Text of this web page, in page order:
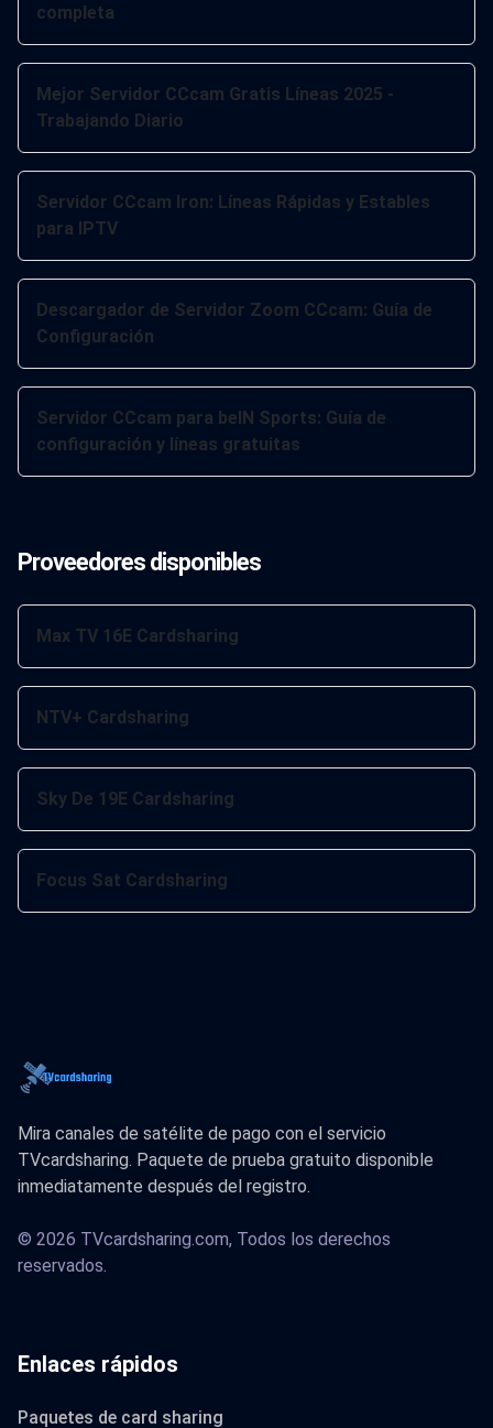
completa
Mejor Servidor CCcam Gratis Líneas 2025 -
Trabajando Diario
Servidor CCcam Iron: Líneas Rápidas y Estables
para IPTV
Descargador de Servidor Zoom CCcam: Guía de
Configuración
Servidor CCcam para beIN Sports: Guía de
configuración y líneas gratuitas
Proveedores disponibles
Max TV 16E Cardsharing
NTV+ Cardsharing
Sky De 19E Cardsharing
Focus Sat Cardsharing
Mira canales de satélite de pago con el servicio
TVcardsharing. Paquete de prueba gratuito disponible
inmediatamente después del registro.
© 2026 TVcardsharing.com, Todos los derechos
reservados.
Enlaces rápidos
Paquetes de card sharing